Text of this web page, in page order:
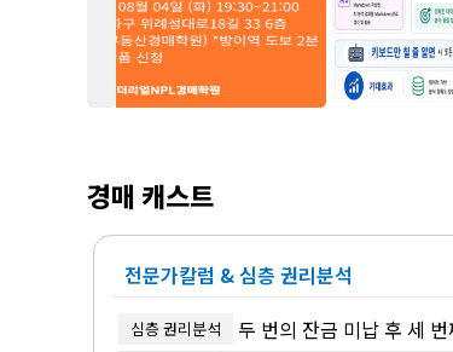
경매 캐스트
전문가칼럼 & 심층 권리분석
심층 권리분석 두 번의 잔금 미납 후 세